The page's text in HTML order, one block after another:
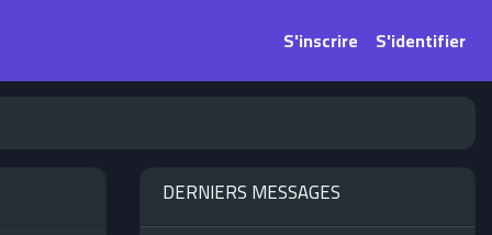
S'inscrire S'identifier
DERNIERS MESSAGES